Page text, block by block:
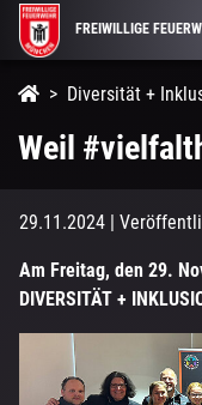
FREIWILLIGE
Diversität +
Weil
29.11.2024 |
Am Freitag, den 29.
DIVERSITÄT +